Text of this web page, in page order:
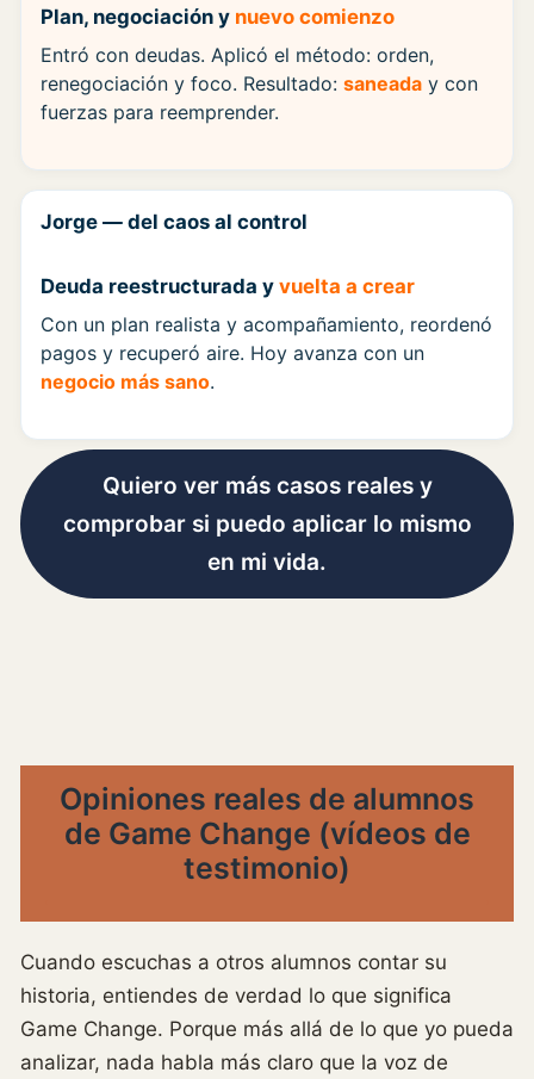
Plan, negociación y nuevo comienzo
Entró con deudas. Aplicó el método: orden,
renegociación y foco. Resultado: saneada y con
fuerzas para reemprender.
Jorge — del caos al control
Deuda reestructurada y vuelta a crear
Con un plan realista y acompañamiento, reordenó
pagos y recuperó aire. Hoy avanza con un
negocio más sano.
Quiero ver más casos reales y
comprobar si puedo aplicar lo mismo
en mi vida.
Opiniones reales de alumnos
de Game Change (vídeos de
testimonio)
Cuando escuchas a otros alumnos contar su
historia, entiendes de verdad lo que significa
Game Change. Porque más allá de lo que yo pueda
analizar, nada habla más claro que la voz de